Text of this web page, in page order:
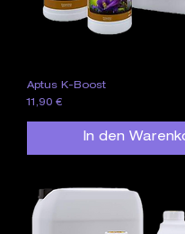
Aptus K-Boost
Preis
11,90 €
In den